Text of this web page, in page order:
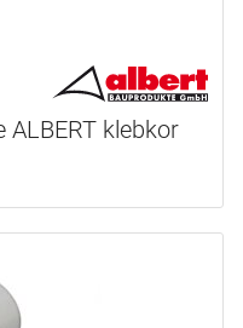
klebkor